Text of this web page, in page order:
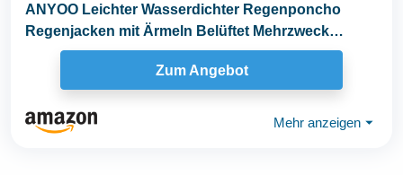
ANYOO Leichter Wasserdichter Regenponcho
Regenjacken mit Ärmeln Belüftet Mehrzweck
Regenmantel...
Zum Angebot
Mehr anzeigen ⏷